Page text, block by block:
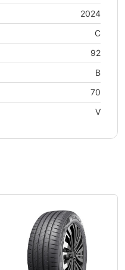
2024
C
92
B
70
V